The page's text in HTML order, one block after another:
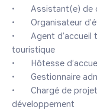
•	Assistant(e) de communication, chargé(e) de relations
•	Organisateur d’événements
•	Agent d’accueil touristique, chargé de promotion
touristique
•	Hôtesse d’accueil, réceptionniste
•	Gestionnaire administratif, assistant administratif
•	Chargé de projet d’aménagement, conseiller de
développement